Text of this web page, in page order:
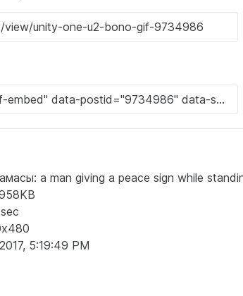
a man giving a peace sign while
5:19:49 PM